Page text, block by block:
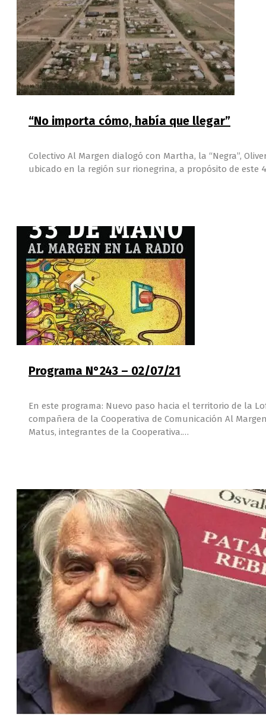
“No importa cómo, había que llegar”
Colectivo Al Margen dialogó con Martha, la “Negra”,
ubicado en la región sur rionegrina, a propósito de este
Programa N°243 – 02/07/21
En este programa: Nuevo paso hacia el territorio de la
compañera de la Cooperativa de Comunicación Al
Matus, integrantes de la Cooperativa.…